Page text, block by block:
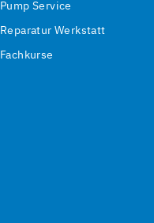
Pump Service
Reparatur Werkstatt
Fachkurse